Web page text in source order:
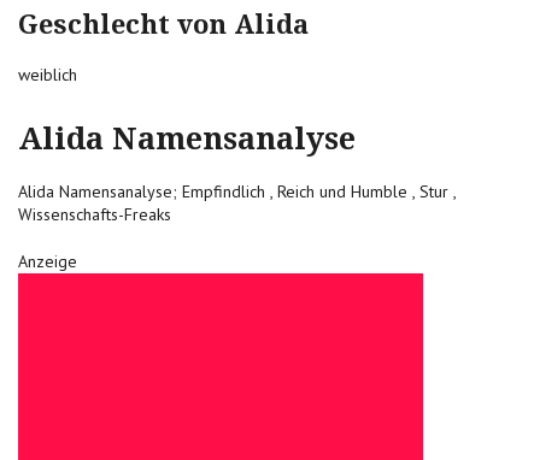
Geschlecht von Alida
weiblich
Alida Namensanalyse
Alida Namensanalyse; Empfindlich , Reich und Humble , Stur ,
Wissenschafts-Freaks
Anzeige